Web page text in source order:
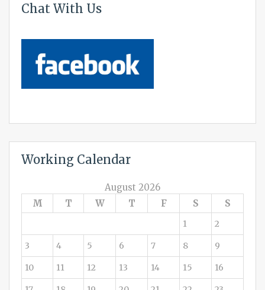
Chat With Us
Working Calendar
August 2026
M
T W T F S S
1 2
3 4 5 6 7 8 9
10 11 12 13 14 15 16